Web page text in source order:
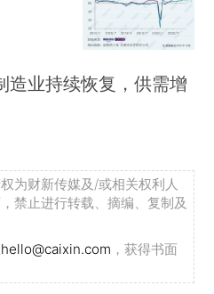
造业持续恢复，供需增
为财新传媒及/或相关权利人
禁止进行转载、摘编、复制及
hello@caixin.com ，获得书面